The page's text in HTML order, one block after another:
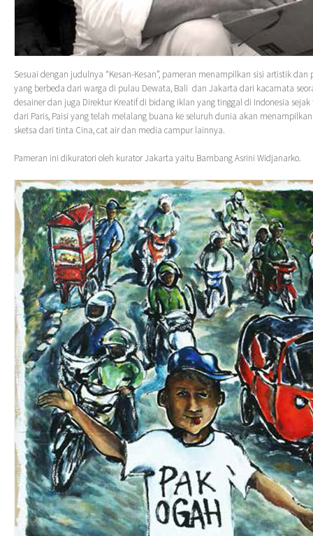
Sesuai dengan judulnya “Kesan-Kesan”, pameran menampilkan sisi artistik dan
yang berbeda dari warga di pulau Dewata, Bali dan Jakarta dari kacamata
desainer dan juga Direktur Kreatif di bidang iklan yang tinggal di Indonesia
dari Paris, Paisi yang telah melalang buana ke seluruh dunia akan
sketsa dari tinta Cina, cat air dan media campur lainnya.
Pameran ini dikuratori oleh kurator Jakarta yaitu Bambang Asrini Widjanarko.